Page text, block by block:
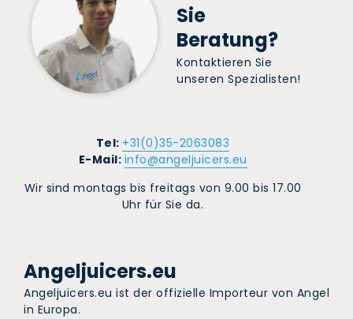
Sie
Beratung?
Kontaktieren Sie
unseren Spezialisten!
Tel: +31(0)35-2063083
E-Mail: info@angeljuicers.eu
Wir sind montags bis freitags von 9.00 bis 17.00
Uhr für Sie da.
Angeljuicers.eu
Angeljuicers.eu ist der offizielle Importeur von Angel
in Europa.